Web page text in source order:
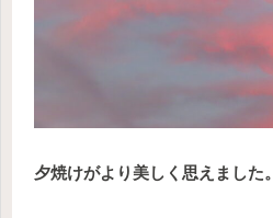
夕焼けがより美しく思えました。